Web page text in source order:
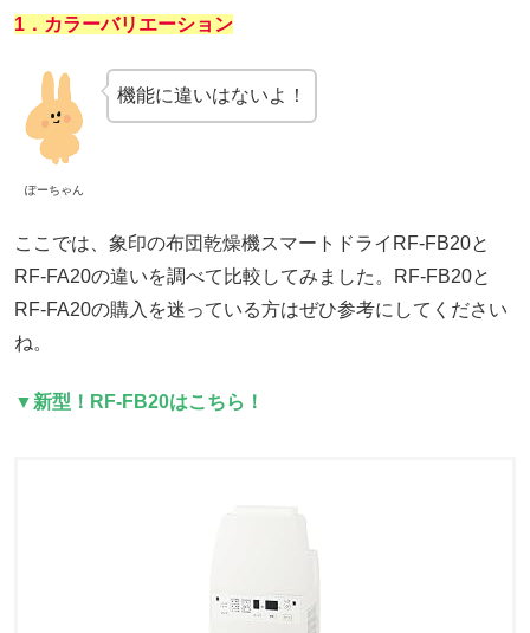
1．カラーバリエーション
ぽーちゃん
機能に違いはないよ！
ここでは、象印の布団乾燥機スマートドライRF-FB20と
RF-FA20の違いを調べて比較してみました。RF-FB20と
RF-FA20の購入を迷っている方はぜひ参考にしてください
ね。
▼新型！RF-FB20はこちら！